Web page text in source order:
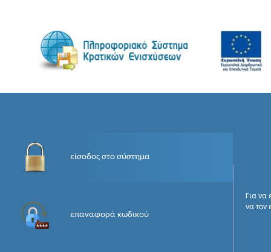
είσοδος στο σύστημα
επαναφορά κωδικού
Για να
να τον